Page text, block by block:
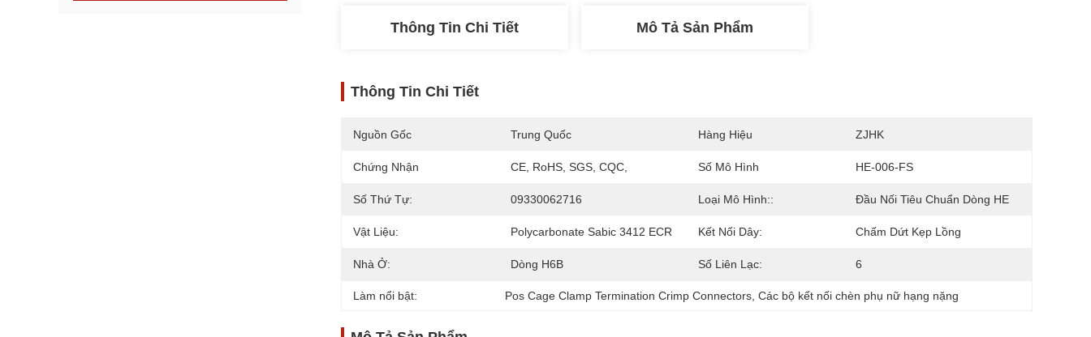
Thông Tin Chi Tiết Mô Tả Sản Phẩm
Thông Tin Chi Tiết
Nguồn Gốc Trung Quốc Hàng Hiệu ZJHK
Chứng Nhận CE, RoHS, SGS, CQC, Số Mô Hình HE-006-FS
Số Thứ Tự: 09330062716 Loại Mô Hình:: Đầu Nối Tiêu Chuẩn Dòng HE
Vật Liệu: Polycarbonate Sabic 3412 ECR Kết Nối Dây: Chấm Dứt Kẹp Lồng
Nhà Ở: Dòng H6B Số Liên Lạc: 6
Làm nổi bật: Pos Cage Clamp Termination Crimp Connectors , Các bộ kết nối chèn phụ nữ hạng nặng